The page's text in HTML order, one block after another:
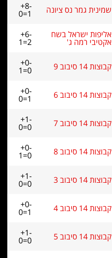
שמינית גמר נס ציונה +8-
0=1
אליפות ישראל בשח
אקטיבי רמה ג'
+6-
1=2
קבוצות 14 סיבוב 9 +0-
1=0
קבוצות 14 סיבוב 6 +0-
0=1
קבוצות 14 סיבוב 7 +1-
0=0
קבוצות 14 סיבוב 8 +0-
1=0
קבוצות 14 סיבוב 3 +1-
0=0
קבוצות 14 סיבוב 4 +0-
0=1
קבוצות 14 סיבוב 5 +1-
0=0